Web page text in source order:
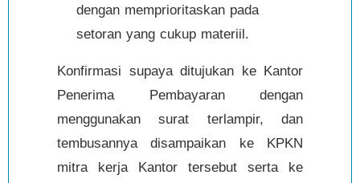
dengan memprioritaskan pada
setoran yang cukup materiil.
Konfirmasi supaya ditujukan ke Kantor
Penerima Pembayaran dengan
menggunakan surat terlampir, dan
tembusannya disampaikan ke KPKN
mitra kerja Kantor tersebut serta ke